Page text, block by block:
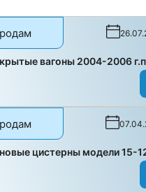
вагоны 2004-2006
цистерны модели 15-